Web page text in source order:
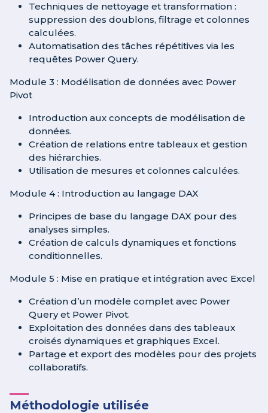
Techniques de nettoyage et transformation :
suppression des doublons, filtrage et colonnes
calculées.
Automatisation des tâches répétitives via les
requêtes Power Query.
Module 3 : Modélisation de données avec Power
Pivot
Introduction aux concepts de modélisation de
données.
Création de relations entre tableaux et gestion
des hiérarchies.
Utilisation de mesures et colonnes calculées.
Module 4 : Introduction au langage DAX
Principes de base du langage DAX pour des
analyses simples.
Création de calculs dynamiques et fonctions
conditionnelles.
Module 5 : Mise en pratique et intégration avec Excel
Création d’un modèle complet avec Power
Query et Power Pivot.
Exploitation des données dans des tableaux
croisés dynamiques et graphiques Excel.
Partage et export des modèles pour des projets
collaboratifs.
Méthodologie utilisée